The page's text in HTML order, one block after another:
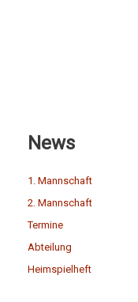
News
1. Mannschaft
2. Mannschaft
Termine
Abteilung
Heimspielheft